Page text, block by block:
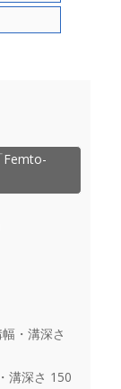
Femto-
・溝深さ
溝深さ 150